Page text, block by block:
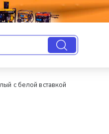
с белой вставкой